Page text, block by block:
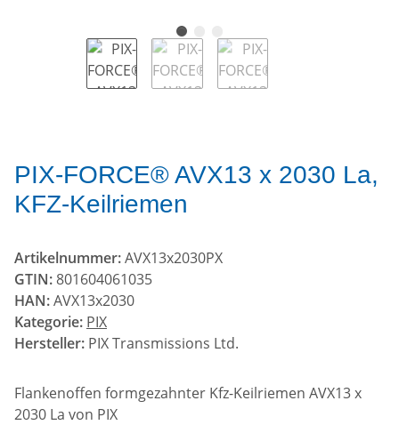
PIX-FORCE® AVX13 x 2030 La,
KFZ-Keilriemen
Artikelnummer:AVX13x2030PX
GTIN:801604061035
HAN:AVX13x2030
Kategorie: PIX
Hersteller: PIX Transmissions Ltd.
Flankenoffen formgezahnter Kfz-Keilriemen AVX13 x
2030 La von PIX